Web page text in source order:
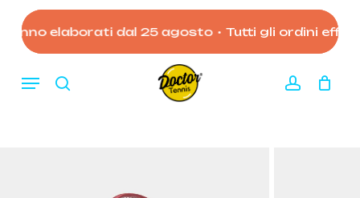
main
elaborati dal 25 agosto • Tutti gli ordini
search account
Menu
Carrello Close
Cart